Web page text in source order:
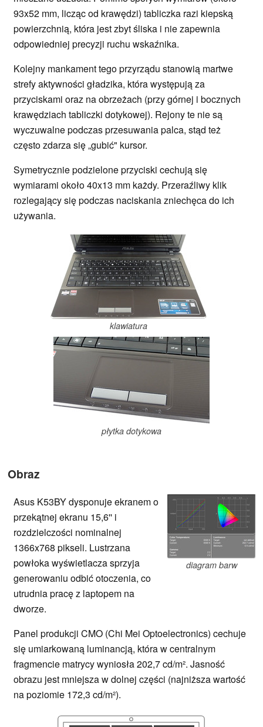
93x52 mm, licząc od krawędzi) tabliczka razi kiepską
powierzchnią, która jest zbyt śliska i nie zapewnia
odpowiedniej precyzji ruchu wskaźnika.
Kolejny mankament tego przyrządu stanowią martwe
strefy aktywności gładzika, która występują za
przyciskami oraz na obrzeżach (przy górnej i bocznych
krawędziach tabliczki dotykowej). Rejony te nie są
wyczuwalne podczas przesuwania palca, stąd też
często zdarza się „gubić" kursor.
Symetrycznie podzielone przyciski cechują się
wymiarami około 40x13 mm każdy. Przeraźliwy klik
rozlegający się podczas naciskania zniechęca do ich
używania.
klawiatura
płytka dotykowa
Obraz
diagram barw
Asus K53BY dysponuje ekranem o
przekątnej ekranu 15,6'' i
rozdzielczości nominalnej
1366x768 pikseli. Lustrzana
powłoka wyświetlacza sprzyja
generowaniu odbić otoczenia, co
utrudnia pracę z laptopem na
dworze.
Panel produkcji CMO (Chi Mei Optoelectronics) cechuje
się umiarkowaną luminancją, która w centralnym
fragmencie matrycy wyniosła 202,7 cd/m². Jasność
obrazu jest mniejsza w dolnej części (najniższa wartość
na poziomie 172,3 cd/m²).